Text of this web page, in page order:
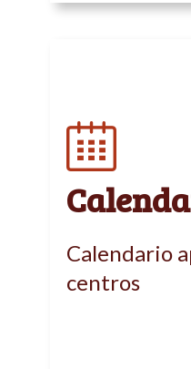
Calendario
centros